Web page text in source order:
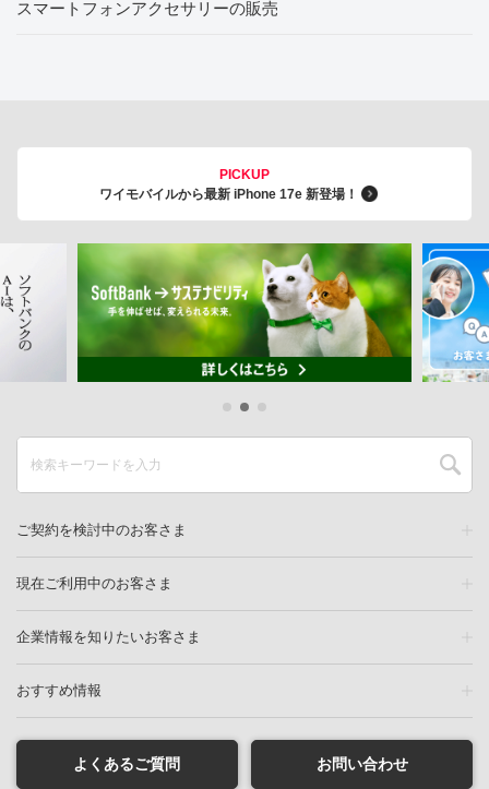
スマートフォンアクセサリーの販売
PICKUP
ワイモバイルから最新 iPhone 17e 新登場！
ご契約を検討中のお客さま
現在ご利用中のお客さま
企業情報を知りたいお客さま
おすすめ情報
よくあるご質問 お問い合わせ